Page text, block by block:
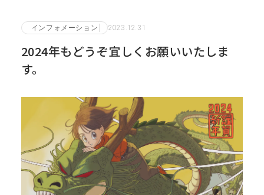
インフォメーション 2023.12.31
2024年もどうぞ宜しくお願いいたしま
す。